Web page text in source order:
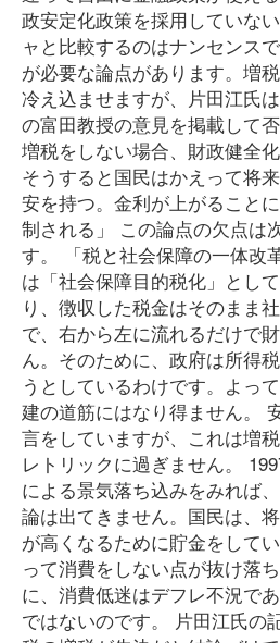
政安定化政策を採用していな
ャと比較するのはナンセンス
が必要な論点があります。増
冷え込ませますが、片田江氏
の富田教授の意見を掲載して
増税をしない場合、財政健全
そうすると国民はかえって将
安を持つ。金利が上がること
制される」 この論点の欠点は
す。 「税と社会保障の一体改
は「社会保障目的税化」とし
り、徴収した税金はそのまま
で、右から左に流れるだけで
ん。そのために、政府は所得
うとしているわけです。よっ
建の道筋にはなり得ません。
言をしていますが、これは増
レトリックに過ぎません。
による景気落ち込みをみれば
論は出てきません。国民は、
が高くなるために貯金をして
って消費をしない点が抜け落
に、消費低迷はデフレ不況で
ではないのです。 片田江氏の